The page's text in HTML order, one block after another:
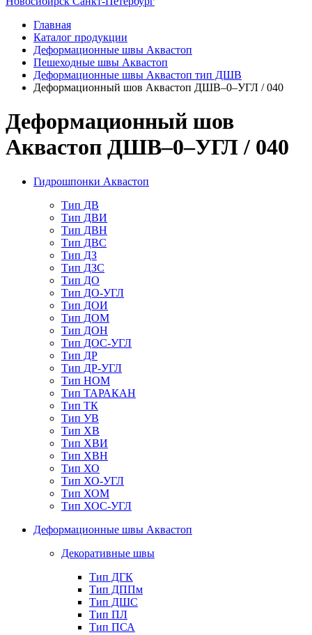
Главная
Каталог продукции
Деформационные швы Аквастоп
Пешеходные швы Аквастоп
Деформационные швы Аквастоп тип ДШВ
Деформационный шов Аквастоп ДШВ–0–УГЛ / 040
Деформационный шов
Аквастоп ДШВ–0–УГЛ / 040
Гидрошпонки Аквастоп
Тип ДВ
Тип ДВИ
Тип ДВН
Тип ДВС
Тип ДЗ
Тип ДЗС
Тип ДО
Тип ДО-УГЛ
Тип ДОИ
Тип ДОМ
Тип ДОН
Тип ДОС-УГЛ
Тип ДР
Тип ДР-УГЛ
Тип НОМ
Тип ТАРАКАН
Тип ТК
Тип УВ
Тип ХВ
Тип ХВИ
Тип ХВН
Тип ХО
Тип ХО-УГЛ
Тип ХОМ
Тип ХОС-УГЛ
Деформационные швы Аквастоп
Декоративные швы
Тип ДГК
Тип ДППм
Тип ДШС
Тип ПЛ
Тип ПСА